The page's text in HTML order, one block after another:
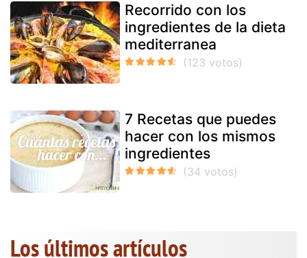
Recorrido con los
ingredientes de la dieta
mediterranea
7 Recetas que puedes
hacer con los mismos
ingredientes
Los últimos artículos